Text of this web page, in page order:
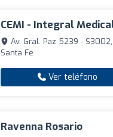
CEMI - Integral
Av. Gral. Paz 5239 - S3002,
Santa Fe
Ver teléfono
Ravenna Rosario